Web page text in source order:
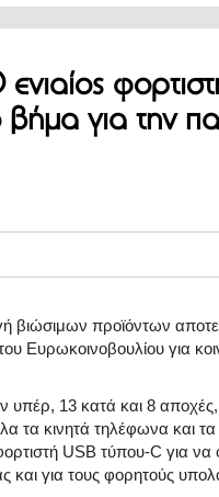
βήμα για την
βιώσιμων προϊόντων
για
13 κατά και 8
τα κινητά τηλέφωνα και
USB τύπου-C για να
και για τους φορητούς